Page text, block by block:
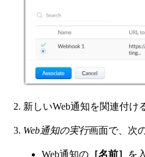
新しいWeb通知を関連付け
Web通知の実行画面で、次
Web通知の ［名前］ を